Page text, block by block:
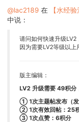
@lac2189 在
【水经
中说：
请问如何快速升级
因为需要LV2等级以
版主编辑：
LV2 升级需要 49积分
① 1次主题帖发布（
② 1次有效回帖：25
③ 1次点赞：6积分